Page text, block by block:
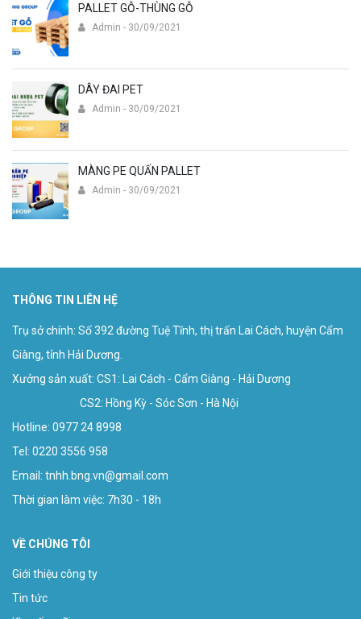
PALLET GỖ-THÙNG GỖ
Admin - 30/09/2021
DÂY ĐAI PET
Admin - 30/09/2021
MÀNG PE QUẤN PALLET
Admin - 30/09/2021
THÔNG TIN LIÊN HỆ
Trụ sở chính: Số 392 đường Tuệ Tĩnh, thị trấn Lai Cách, huyện Cẩm
Giàng, tỉnh Hải Dương.
Xưởng sản xuất: CS1: Lai Cách - Cẩm Giàng - Hải Dương
CS2: Hồng Kỳ - Sóc Sơn - Hà Nội
Hotline: 0977 24 8998
Tel: 0220 3556 958
Email: tnhh.bng.vn@gmail.com
Thời gian làm việc: 7h30 - 18h
VỀ CHÚNG TÔI
Giới thiệu công ty
Tin tức